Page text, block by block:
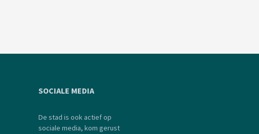
SOCIALE MEDIA
De stad is ook actief op
sociale media, kom gerust